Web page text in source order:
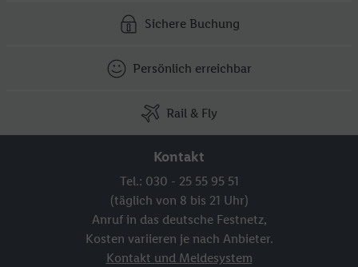
Sichere Buchung
Persönlich erreichbar
Rail & Fly
Kontakt
Tel.: 030 - 25 55 95 51
(täglich von 8 bis 21 Uhr)
Anruf in das deutsche Festnetz,
Kosten variieren je nach Anbieter.
Kontakt und Meldesystem